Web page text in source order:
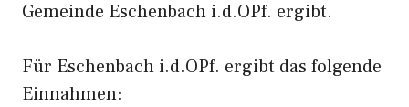
Gemeinde Eschenbach i.d.OPf. ergibt.
Für Eschenbach i.d.OPf. ergibt das folgende
Einnahmen: